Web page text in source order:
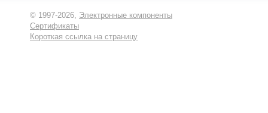
© 1997-2026, Электронные компоненты
Сертификаты
Короткая ссылка на страницу